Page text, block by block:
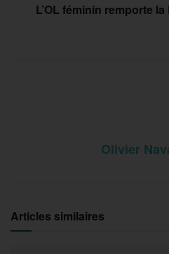
L’OL féminin remporte
Olivier
Articles similaires